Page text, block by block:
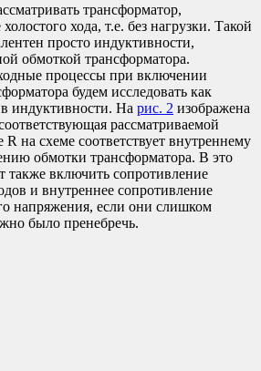
трансформатор,
хода, т.е. без нагрузки. Такой
просто индуктивности,
обмоткой трансформатора.
процессы при включении
будем исследовать как
индуктивности. На рис. 2 изображена
рассматриваемой
R на схеме соответствует внутреннему
обмотки трансформатора. В это
также включить сопротивление
и внутреннее сопротивление
напряжения, если они слишком
было пренебречь.